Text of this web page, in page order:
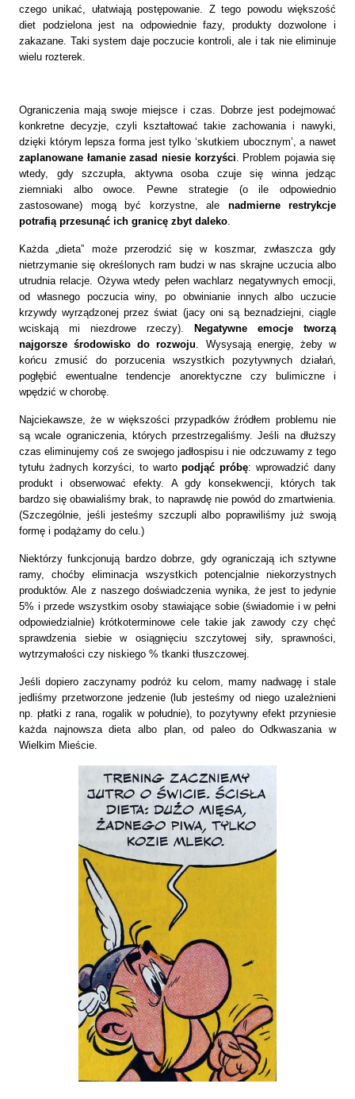
czego unikać, ułatwiają postępowanie. Z tego powodu większość
diet podzielona jest na odpowiednie fazy, produkty dozwolone i
zakazane. Taki system daje poczucie kontroli, ale i tak nie eliminuje
wielu rozterek.
Ograniczenia mają swoje miejsce i czas. Dobrze jest podejmować
konkretne decyzje, czyli kształtować takie zachowania i nawyki,
dzięki którym lepsza forma jest tylko ‘skutkiem ubocznym’, a nawet
zaplanowane łamanie zasad niesie korzyści. Problem pojawia się
wtedy, gdy szczupła, aktywna osoba czuje się winna jedząc
ziemniaki albo owoce. Pewne strategie (o ile odpowiednio
zastosowane) mogą być korzystne, ale nadmierne restrykcje
potrafią przesunąć ich granicę zbyt daleko.
Każda „dieta” może przerodzić się w koszmar, zwłaszcza gdy
nietrzymanie się określonych ram budzi w nas skrajne uczucia albo
utrudnia relacje. Ożywa wtedy pełen wachlarz negatywnych emocji,
od własnego poczucia winy, po obwinianie innych albo uczucie
krzywdy wyrządzonej przez świat (jacy oni są beznadziejni, ciągle
wciskają mi niezdrowe rzeczy).
Negatywne emocje tworzą
najgorsze środowisko do rozwoju. Wysysają energię, żeby w
końcu zmusić do porzucenia wszystkich pozytywnych działań,
pogłębić ewentualne tendencje anorektyczne czy bulimiczne i
wpędzić w chorobę.
Najciekawsze, że w większości przypadków źródłem problemu nie
są wcale ograniczenia, których przestrzegaliśmy. Jeśli na dłuższy
czas eliminujemy coś ze swojego jadłospisu i nie odczuwamy z tego
tytułu żadnych korzyści, to wartopodjąć próbę: wprowadzić dany
produkt i obserwować efekty. A gdy konsekwencji, których tak
bardzo się obawialiśmy brak, to naprawdę nie powód do zmartwienia.
(Szczególnie, jeśli jesteśmy szczupli albo poprawiliśmy już swoją
formę i podążamy do celu.)
Niektórzy funkcjonują bardzo dobrze, gdy ograniczają ich sztywne
ramy, choćby eliminacja wszystkich potencjalnie niekorzystnych
produktów. Ale z naszego doświadczenia wynika, że jest to jedynie
5% i przede wszystkim osoby stawiające sobie (świadomie i w pełni
odpowiedzialnie) krótkoterminowe cele takie jak zawody czy chęć
sprawdzenia siebie w osiągnięciu szczytowej siły, sprawności,
wytrzymałości czy niskiego % tkanki tłuszczowej.
Jeśli dopiero zaczynamy podróż ku celom, mamy nadwagę i stale
jedliśmy przetworzone jedzenie (lub jesteśmy od niego uzależnieni
np. płatki z rana, rogalik w południe), to pozytywny efekt przyniesie
każda najnowsza dieta albo plan, od paleo do Odkwaszania w
Wielkim Mieście.